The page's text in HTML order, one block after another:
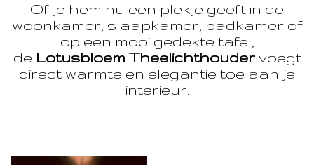
Of je hem nu een plekje geeft in de
woonkamer, slaapkamer, badkamer of
op een mooi gedekte tafel,
de Lotusbloem Theelichthoudervoegt
direct warmte en elegantie toe aan je
interieur.